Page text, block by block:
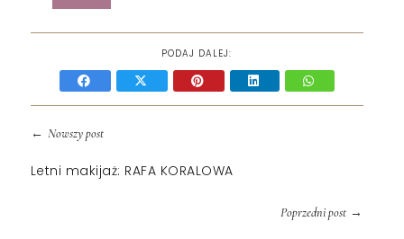
PODAJ DALEJ:
← Nowszy post
Letni makijaż: RAFA KORALOWA
Poprzedni post→